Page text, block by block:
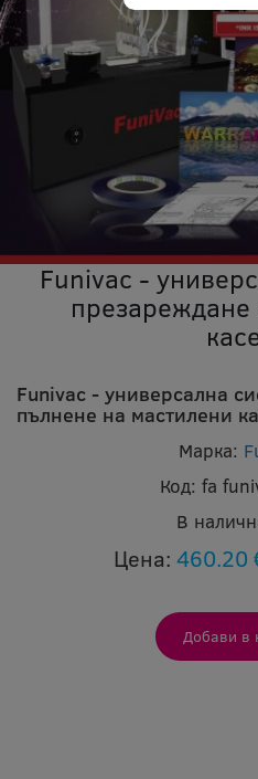
Funivac -
презареждане
Funivac - универсална
пълнене на мастилени
Марка:
Код: fa
В
Цена: 460.20